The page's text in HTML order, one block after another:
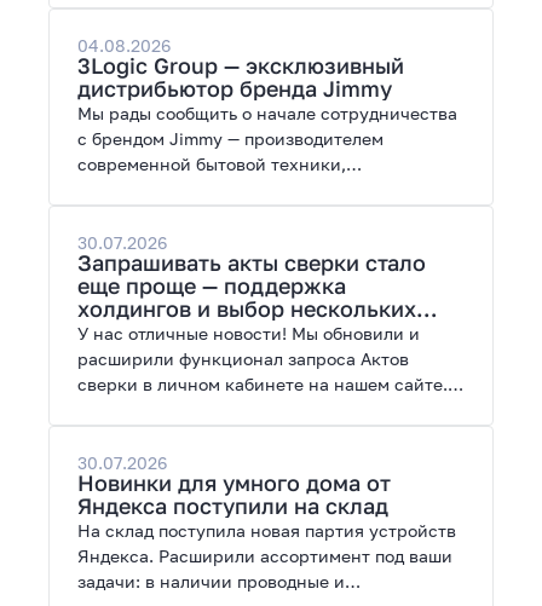
энергоэффективность и широкие
возможности модернизации.
04.08.2026
3Logic Group — эксклюзивный
дистрибьютор бренда Jimmy
Мы рады сообщить о начале сотрудничества
с брендом Jimmy — производителем
современной бытовой техники,
30.07.2026
Запрашивать акты сверки стало
еще проще — поддержка
холдингов и выбор нескольких
периодов
У нас отличные новости! Мы обновили и
расширили функционал запроса Актов
сверки в личном кабинете на нашем сайте.
30.07.2026
Новинки для умного дома от
Яндекса поступили на склад
На склад поступила новая партия устройств
Яндекса. Расширили ассортимент под ваши
задачи: в наличии проводные и